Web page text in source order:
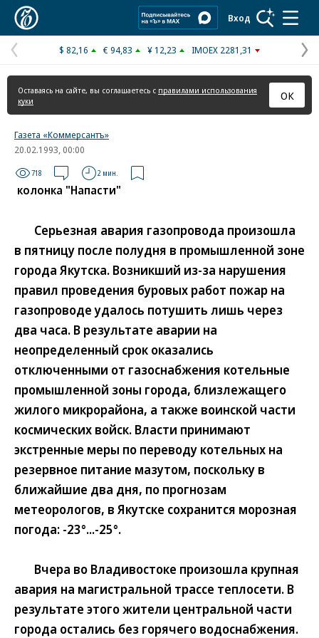
Вход
Предыдущая
страница
$ 82,16 € 94,83 ¥ 12,23 IMOEX 2281,31
Оставаясь на сайте, вы соглашаетесь с правилами использования
куки
ОК
Газета «Коммерсантъ»
20.02.1993, 00:00
718 2 мин.
колонка "Напасти"
Серьезная авария газопровода произошла
в пятницу после полудня в промышленной зоне
города Якутска. Возникший из-за нарушения
правил проведения буровых работ пожар на
газопроводе удалось потушить лишь через
два часа. В результате аварии на
неопределенный срок оказались
отключенными от газоснабжения котельные
промышленной зоны города, близлежащего
жилого микрорайона, а также воинской части
космических войск. Власти принимают
экстренные меры по переводу котельных на
резервное питание мазутом, поскольку в
ближайшие два дня, по прогнозам
метеорологов, в Якутске сохранится морозная
погода: -23°...-25°.
Вчера во Владивостоке произошла крупная
авария на магистральной трассе теплосети. В
результате этого жители центральной части
города остались без горячего водоснабжения.